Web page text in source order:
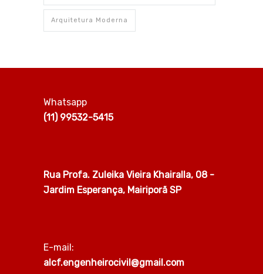
Arquitetura Moderna
Whatsapp
(11) 99532-5415
Rua Profa. Zuleika Vieira Khairalla, 08 -
Jardim Esperança, Mairiporã SP
E-mail:
alcf.engenheirocivil@gmail.com